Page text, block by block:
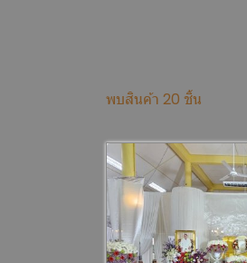
พบสินค้า 20 ชิ้น